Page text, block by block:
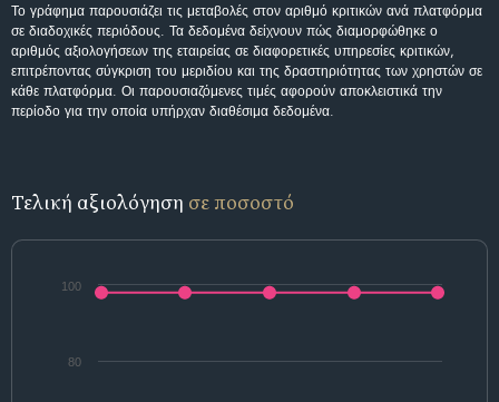
Το γράφημα παρουσιάζει τις μεταβολές στον αριθμό κριτικών ανά πλατφόρμα
σε διαδοχικές περιόδους. Τα δεδομένα δείχνουν πώς διαμορφώθηκε ο
αριθμός αξιολογήσεων της εταιρείας σε διαφορετικές υπηρεσίες κριτικών,
επιτρέποντας σύγκριση του μεριδίου και της δραστηριότητας των χρηστών σε
κάθε πλατφόρμα. Οι παρουσιαζόμενες τιμές αφορούν αποκλειστικά την
περίοδο για την οποία υπήρχαν διαθέσιμα δεδομένα.
Τελική αξιολόγηση σε ποσοστό
80
100